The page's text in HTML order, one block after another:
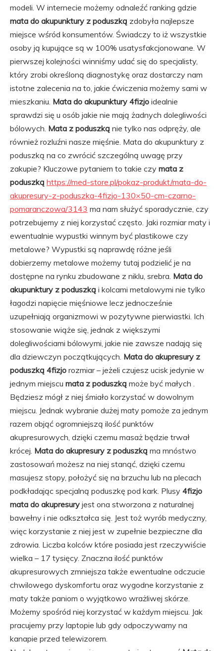
modeli. W internecie możemy odnaleźć ranking gdzie
mata do akupunktury z poduszką zdobyła najlepsze
miejsce wśród konsumentów. Świadczy to iż wszystkie
osoby ją kupujące są w 100% usatysfakcjonowane. W
pierwszej kolejności winniśmy udać się do specjalisty,
który zrobi określoną diagnostykę oraz dostarczy nam
istotne zalecenia na to, jakie ćwiczenia możemy sami w
mieszkaniu. Mata do akupunktury 4fizjo idealnie
sprawdzi się u osób jakie nie mają żadnych dolegliwości
bólowych. Mata z poduszką nie tylko nas odpręży, ale
również rozluźni nasze mięśnie. Mata do akupunktury z
poduszką na co zwrócić szczególną uwagę przy
zakupie? Kluczowe pytaniem to takie czy mata z
poduszką https://med-store.pl/pokaz-produkt/mata-do-
akupresury-z-poduszka-4fizjo-130×50-cm-czarno-
pomaranczowa/3143 ma nam służyć sporadycznie, czy
potrzebujemy z niej korzystać często. Jaki rozmiar maty i
ewentualnie wypustki winnym być plastikowe czy
metalowe? Wypustki są naprawdę różne jeśli
dobierzemy metalowe możemy tutaj podzielić je na
dostępne na rynku zbudowane z niklu, srebra. Mata do
akupunktury z poduszką i kolcami metalowymi nie tylko
łagodzi napięcie mięśniowe lecz jednocześnie
uzupełniają organizmowi w pozytywne pierwiastki. Ich
stosowanie wiąże się, jednak z większymi
dolegliwościami bólowymi, jakie nie zawsze nadają się
dla dziewczyn początkujących. Mata do akupresury z
poduszką 4fizjo rozmiar – jeżeli czujesz ucisk jedynie w
jednym miejscu mata z poduszką może być małych .
Będziesz mógł z niej śmiało korzystać w dowolnym
miejscu. Jednak wybranie dużej maty pomoże za jednym
razem objąć ogromniejszą ilość punktów
akupresurowych, dzięki czemu masaż będzie trwał
krócej. Mata do akupresury z poduszką ma mnóstwo
zastosowań możesz na niej stanąć, dzięki czemu
masujesz stopy, położyć się na brzuchu lub na plecach
podkładając specjalną poduszkę pod kark. Plusy 4fizjo
mata do akupresury jest ona stworzona z naturalnej
bawełny i nie odkształca się. Jest toż wyrób medyczny,
więc korzystanie z niej jest w zupełnie bezpieczne dla
zdrowia. Liczba kolców które posiada jest rzeczywiście
wielka – 17 tysięcy. Znaczna ilość punktów
akupresurowych zmniejsza także ewentualne odczucie
chwilowego dyskomfortu oraz wygodne korzystanie z
maty także paniom o wyjątkowo wrażliwej skórze.
Możemy spośród niej korzystać w każdym miejscu. Jak
pracujemy przy laptopie lub gdy odpoczywamy na
kanapie przed telewizorem.